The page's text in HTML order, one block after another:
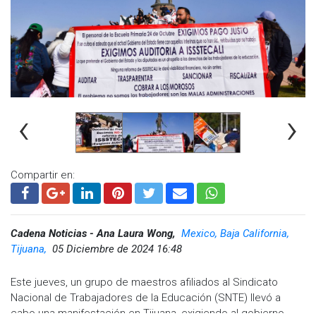
Visita y accede a todo nuestro contenido |
www.cadenanoticias.com| Twitter:@cadena_noticias|
Facebook:@cadenanoticiasmx| Instagram:
@cadenanoticiasmx| TikTok:@CadenaNoticias|
Whatsapp:@CadenaNoticias| Telegram:@CadenaNoticias
‹ ›
Compartir en:
Cadena Noticias - Ana Laura Wong, Mexico, Baja California,
Tijuana, 05 Diciembre de 2024 16:48
Este jueves, un grupo de maestros afiliados al Sindicato
Nacional de Trabajadores de la Educación (SNTE) llevó a
cabo una manifestación en Tijuana, exigiendo al gobierno